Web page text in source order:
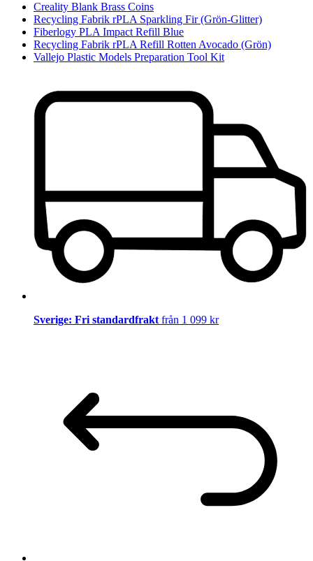
Creality Blank Brass Coins
Recycling Fabrik rPLA Sparkling Fir (Grön-Glitter)
Fiberlogy PLA Impact Refill Blue
Recycling Fabrik rPLA Refill Rotten Avocado (Grön)
Vallejo Plastic Models Preparation Tool Kit
Sverige: Fri standardfrakt från 1 099 kr